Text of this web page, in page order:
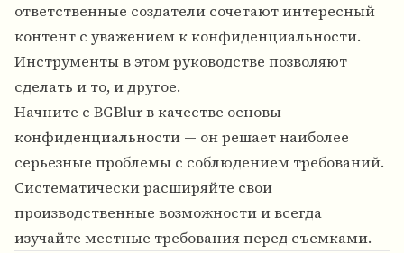
ответственные создатели сочетают интересный
контент с уважением к конфиденциальности.
Инструменты в этом руководстве позволяют
сделать и то, и другое.
Начните с BGBlur в качестве основы
конфиденциальности — он решает наиболее
серьезные проблемы с соблюдением требований.
Систематически расширяйте свои
производственные возможности и всегда
изучайте местные требования перед съемками.